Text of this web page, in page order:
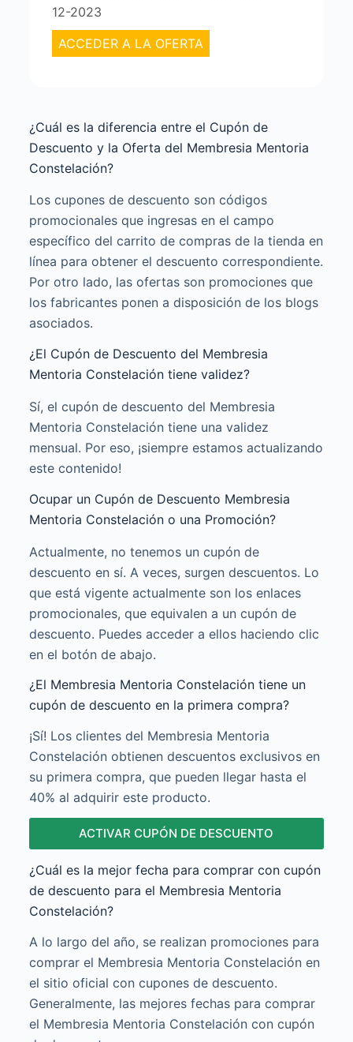
12-2023
ACCEDER A LA OFERTA
¿Cuál es la diferencia entre el Cupón de
Descuento y la Oferta del Membresia Mentoria
Constelación?
Los cupones de descuento son códigos
promocionales que ingresas en el campo
específico del carrito de compras de la tienda en
línea para obtener el descuento correspondiente.
Por otro lado, las ofertas son promociones que
los fabricantes ponen a disposición de los blogs
asociados.
¿El Cupón de Descuento del Membresia
Mentoria Constelación tiene validez?
Sí, el cupón de descuento del Membresia
Mentoria Constelación tiene una validez
mensual. Por eso, ¡siempre estamos actualizando
este contenido!
Ocupar un Cupón de Descuento Membresia
Mentoria Constelación o una Promoción?
Actualmente, no tenemos un cupón de
descuento en sí. A veces, surgen descuentos. Lo
que está vigente actualmente son los enlaces
promocionales, que equivalen a un cupón de
descuento. Puedes acceder a ellos haciendo clic
en el botón de abajo.
¿El Membresia Mentoria Constelación tiene un
cupón de descuento en la primera compra?
¡Sí! Los clientes del Membresia Mentoria
Constelación obtienen descuentos exclusivos en
su primera compra, que pueden llegar hasta el
40% al adquirir este producto.
ACTIVAR CUPÓN DE DESCUENTO
¿Cuál es la mejor fecha para comprar con cupón
de descuento para el Membresia Mentoria
Constelación?
A lo largo del año, se realizan promociones para
comprar el Membresia Mentoria Constelación en
el sitio oficial con cupones de descuento.
Generalmente, las mejores fechas para comprar
el Membresia Mentoria Constelación con cupón